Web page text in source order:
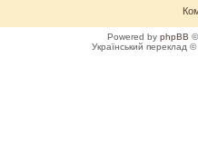
Powered by phpBB
Український переклад